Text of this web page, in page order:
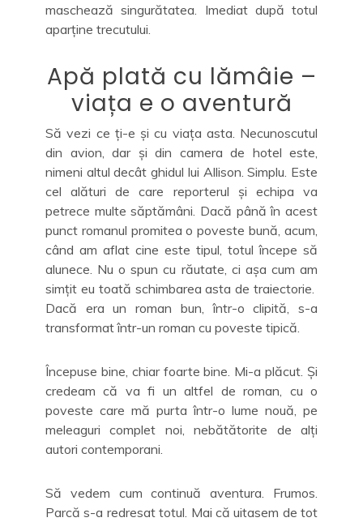
maschează singurătatea. Imediat după totul
aparține trecutului.
Apă plată cu lămâie –
viața e o aventură
Să vezi ce ți-e și cu viața asta. Necunoscutul
din avion, dar și din camera de hotel este,
nimeni altul decât ghidul lui Allison. Simplu. Este
cel alături de care reporterul și echipa va
petrece multe săptămâni. Dacă până în acest
punct romanul promitea o poveste bună, acum,
când am aflat cine este tipul, totul începe să
alunece. Nu o spun cu răutate, ci așa cum am
simțit eu toată schimbarea asta de traiectorie.
Dacă era un roman bun, într-o clipită, s-a
transformat într-un roman cu poveste tipică.
Începuse bine, chiar foarte bine. Mi-a plăcut. Și
credeam că va fi un altfel de roman, cu o
poveste care mă purta într-o lume nouă, pe
meleaguri complet noi, nebătătorite de alți
autori contemporani.
Să vedem cum continuă aventura. Frumos.
Parcă s-a redresat totul. Mai că uitasem de tot